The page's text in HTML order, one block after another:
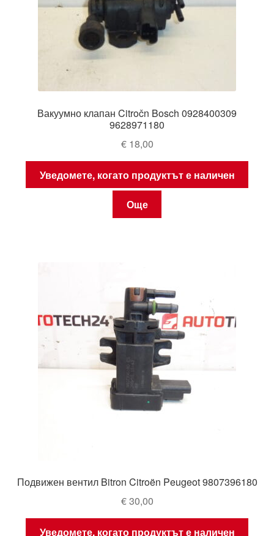
Вакуумно клапан Citročn Bosch 0928400309
9628971180
€18,00
Уведомете, когато продуктът е наличен
Още
Подвижен вентил Bitron Citroën Peugeot 9807396180
€30,00
Уведомете, когато продуктът е наличен